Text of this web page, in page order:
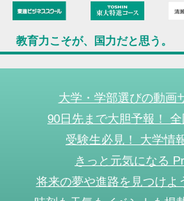
教育力こそが、国力だと思う。
大学・学部選びの動画
90日先まで大胆予報！
受験生必見！ 大学情
きっと元気になる
将来の夢や進路を見つけよ